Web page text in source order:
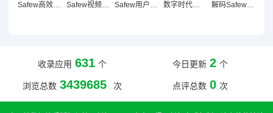
Safew高效使用全攻略，从入门到精通的全方位指南 Safew视频通话全维度深度评测，功能与性能的极致解析 Safew用户蜕变实录，从质疑到信赖的真实之旅 数字时代安全生态革新，Safew商业模式的价值重构路径解析 解码Safew市场竞争力，多维视角下的战略优势与未来挑战
收录应用 631 个 今日更新 2 个
浏览总数 3439685 次 点评总数 0 次